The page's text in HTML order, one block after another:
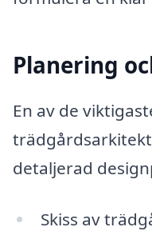
Planering
En av de
detaljerad
Skiss av